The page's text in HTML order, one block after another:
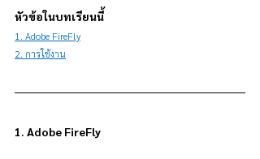
หัวข้อในบทเรียนนี้
1. Adobe FireFly
2. การใช้งาน
1. Adobe FireFly